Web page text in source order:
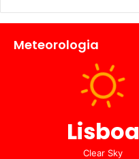
Meteorologia
Lisboa
Clear Sky